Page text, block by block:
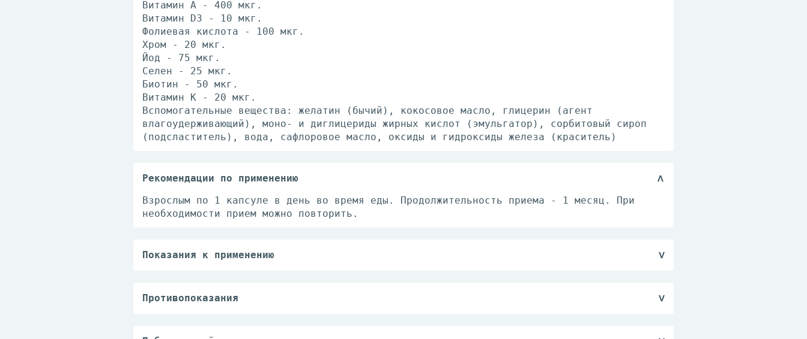
Витамин А - 400 мкг.
Витамин D3 - 10 мкг.
Фолиевая кислота - 100 мкг.
Хром - 20 мкг.
Йод - 75 мкг.
Селен - 25 мкг.
Биотин - 50 мкг.
Витамин К - 20 мкг.
Вспомогательные вещества: желатин (бычий), кокосовое масло, глицерин (агент
влагоудерживающий), моно- и диглицериды жирных кислот (эмульгатор), сорбитовый сироп
(подсластитель), вода, сафлоровое масло, оксиды и гидроксиды железа (краситель)
Рекомендации по применению
Взрослым по 1 капсуле в день во время еды. Продолжительность приема - 1 месяц. При
необходимости прием можно повторить.
Показания к применению
D3, К, ниацина, пантотеновой кислоты, фолиевой кислоты, биотина, цинка, хрома, йода,
Противопоказания